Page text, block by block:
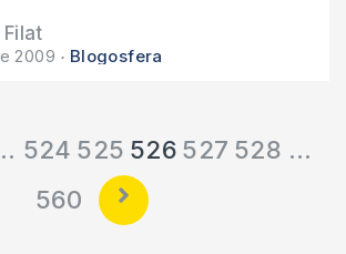
2009 Blogosfera
524 525 526 527 528 …
560